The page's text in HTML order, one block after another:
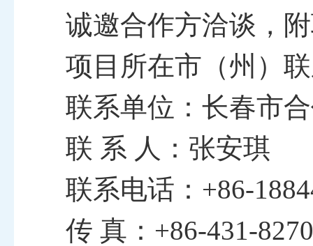
诚邀合作方洽谈，
项目所在市（州）
联系单位：长春市
联 系 人：张安琪
联系电话： +86-
传 真： +86-431-